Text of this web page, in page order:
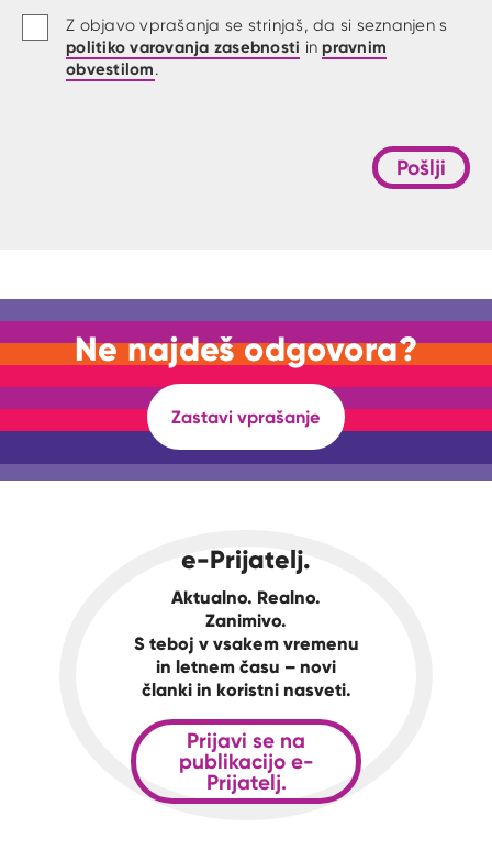
Z objavo vprašanja se strinjaš, da si seznanjen s
politiko varovanja zasebnosti in pravnim
obvestilom.
Pošlji
Ne najdeš odgovora?
Zastavi vprašanje
e-Prijatelj.
Aktualno. Realno.
Zanimivo.
S teboj v vsakem vremenu
in letnem času – novi
članki in koristni nasveti.
Prijavi se na
publikacijo e-
Prijatelj.